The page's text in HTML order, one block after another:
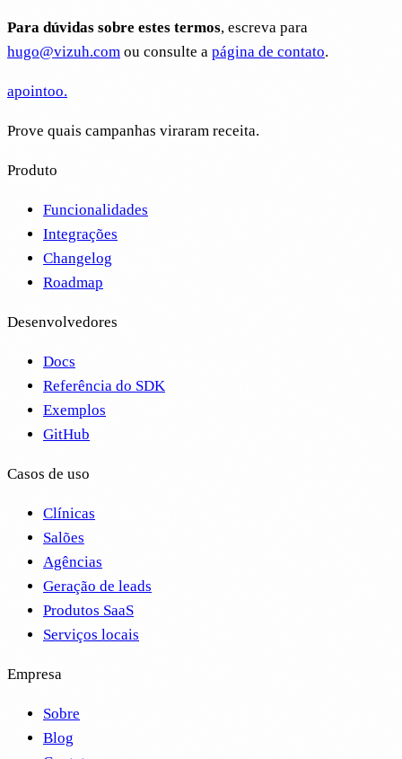
Para dúvidas sobre estes termos, escreva para
hugo@vizuh.com ou consulte a página de contato.
apointoo.
Prove quais campanhas viraram receita.
Produto
Funcionalidades
Integrações
Changelog
Roadmap
Desenvolvedores
Docs
Referência do SDK
Exemplos
GitHub
Casos de uso
Clínicas
Salões
Agências
Geração de leads
Produtos SaaS
Serviços locais
Empresa
Sobre
Blog